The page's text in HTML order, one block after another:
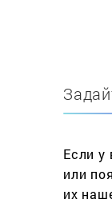
Если у
или
их